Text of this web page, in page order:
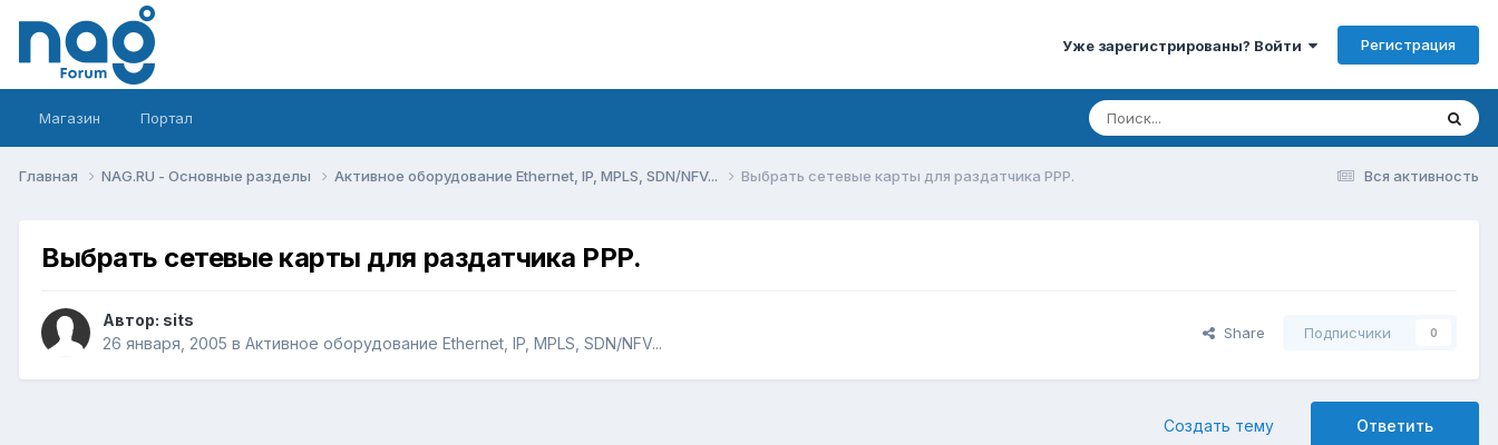
Уже зарегистрированы? Войти Регистрация
Магазин Портал
Вся активность
Главная NAG.RU - Основные разделы Активное оборудование Ethernet, IP, MPLS, SDN/NFV... Выбрать сетевые карты для раздатчика PPP.
Выбрать сетевые карты для раздатчика PPP.
Автор: sits
26 января, 2005 в Активное оборудование Ethernet, IP, MPLS, SDN/NFV...
Share Подписчики 0
Ответить
Создать тему